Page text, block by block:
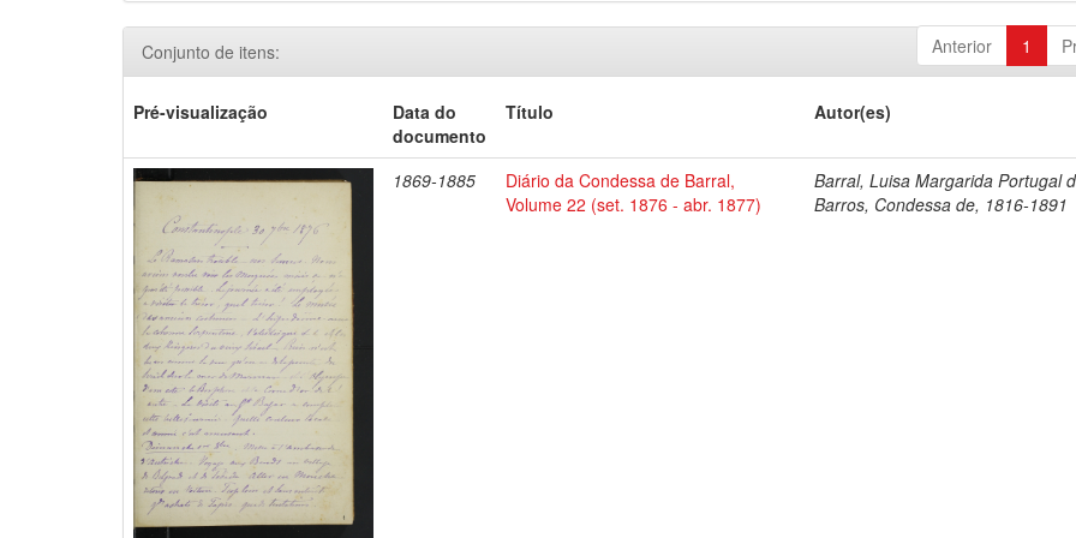
Anterior 1
Conjunto de itens:
Pré-visualização
Data do
documento
Título Autor(es)
1869-1885
Diário da Condessa de Barral,
Volume 22 (set. 1876 - abr. 1877)
Barral, Luisa Margarida Portugal
Barros, Condessa de, 1816-1891